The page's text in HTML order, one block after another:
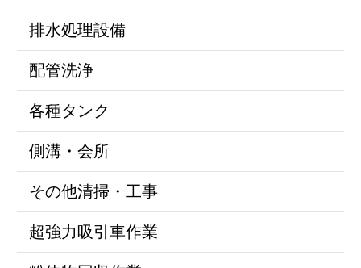
排水処理設備
配管洗浄
各種タンク
側溝・会所
その他清掃・工事
超強力吸引車作業